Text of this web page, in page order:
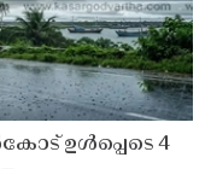
ഉൾപ്പെടെ 4